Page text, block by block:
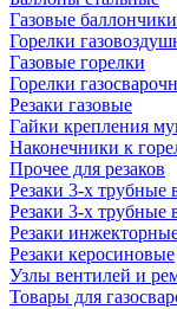
Газовые
Горелки
Газовые горелки
Горелки
Резаки газовые
Гайки крепления
Наконечники к
Прочее для резаков
Резаки 3-х трубные
Резаки 3-х трубные
Резаки
Резаки керосиновые
Узлы вентилей и
Товары для